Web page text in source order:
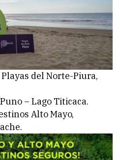
del Norte-Piura,
– Lago Titicaca.
Alto Mayo,